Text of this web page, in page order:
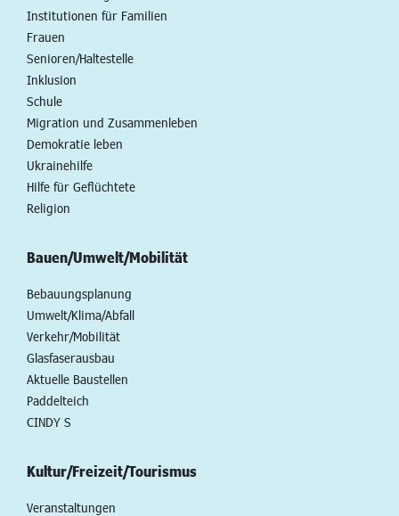
Institutionen für Familien
Frauen
Senioren/Haltestelle
Inklusion
Schule
Migration und Zusammenleben
Demokratie leben
Ukrainehilfe
Hilfe für Geflüchtete
Religion
Bauen/Umwelt/Mobilität
Bebauungsplanung
Umwelt/Klima/Abfall
Verkehr/Mobilität
Glasfaserausbau
Aktuelle Baustellen
Paddelteich
CINDY S
Kultur/Freizeit/Tourismus
Veranstaltungen